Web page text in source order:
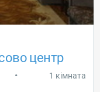
центр
• 1 кімната